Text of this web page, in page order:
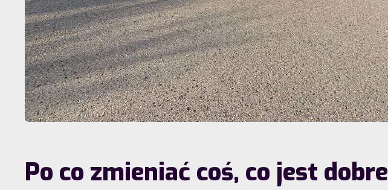
Po co zmieniać coś, co jest dobre